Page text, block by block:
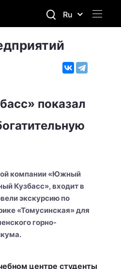
Ru
показал
компании «Южный
Кузбасс», входит в
экскурсию по
«Томусинская» для
горно-
центре студенты